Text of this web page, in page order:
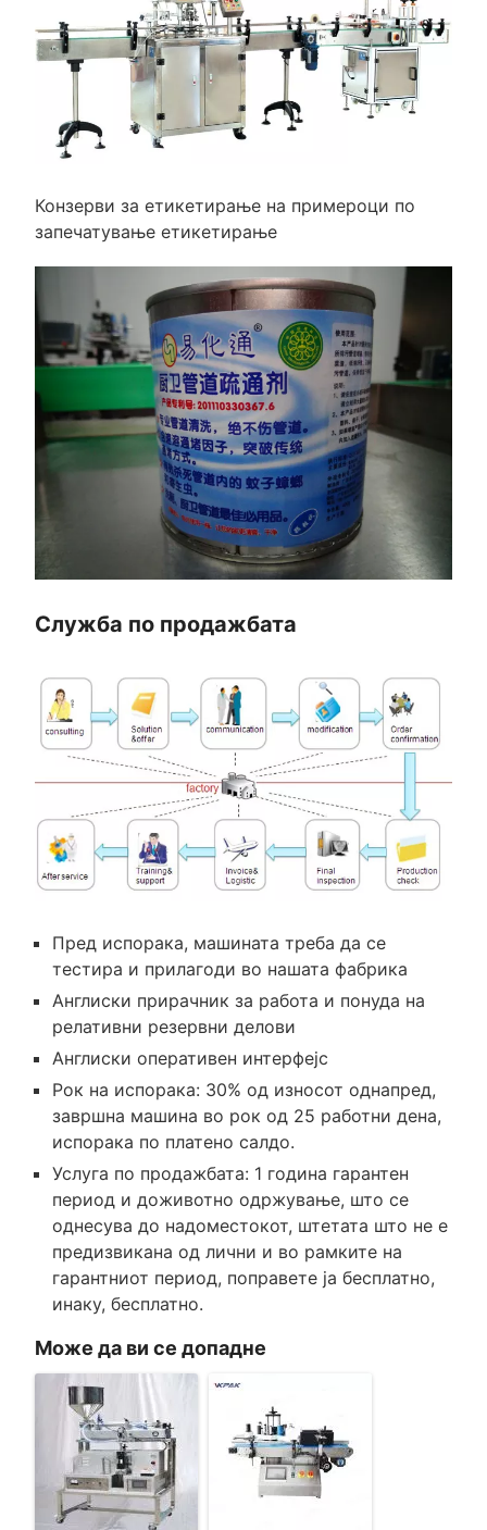
Конзерви за етикетирање на примероци по
запечатување етикетирање
Служба по продажбата
Пред испорака, машината треба да се
тестира и прилагоди во нашата фабрика
Англиски прирачник за работа и понуда на
релативни резервни делови
Англиски оперативен интерфејс
Рок на испорака: 30% од износот однапред,
завршна машина во рок од 25 работни дена,
испорака по платено салдо.
Услуга по продажбата: 1 година гарантен
период и доживотно одржување, што се
однесува до надоместокот, штетата што не е
предизвикана од лични и во рамките на
гарантниот период, поправете ја бесплатно,
инаку, бесплатно.
Може да ви се допадне